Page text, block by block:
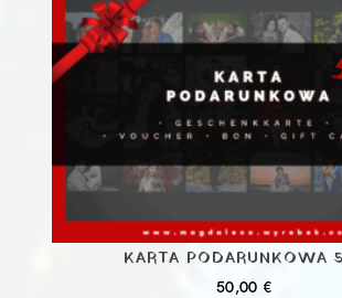
KARTA PODARUNKOWA
50,00 €